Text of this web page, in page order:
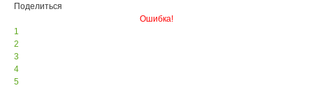
Поделиться
Ошибка!
1
2
3
4
5